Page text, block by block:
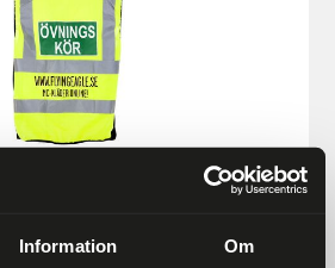
Information Om